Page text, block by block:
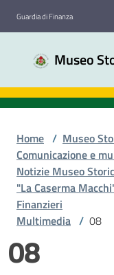
Guardia di Finanza
Museo
Storico
Guardia
di
Chi
siamo
Sale
espositive
Home / Museo
Comunicazione e
Notizie Museo
"La Caserma
Finanzieri
Multimedia / 08
08